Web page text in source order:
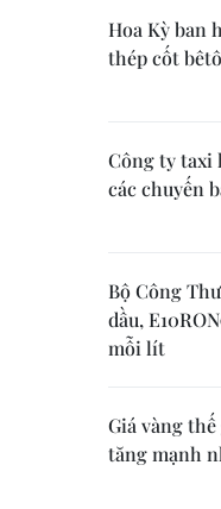
Hoa Kỳ ban
thép cốt
Công ty taxi
các chuyến
Bộ Công
dầu,
mỗi lít
Giá vàng
tăng mạnh